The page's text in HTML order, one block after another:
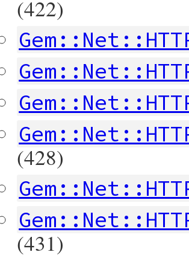
(422)
(428)
(431)